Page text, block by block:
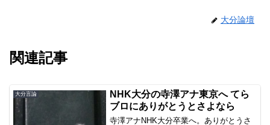
大分論壇
関連記事
大分言論
NHK大分の寺澤アナ東京へ てら
ブロにありがとうとさよなら
寺澤アナNHK大分卒業へ。ありがとうさ